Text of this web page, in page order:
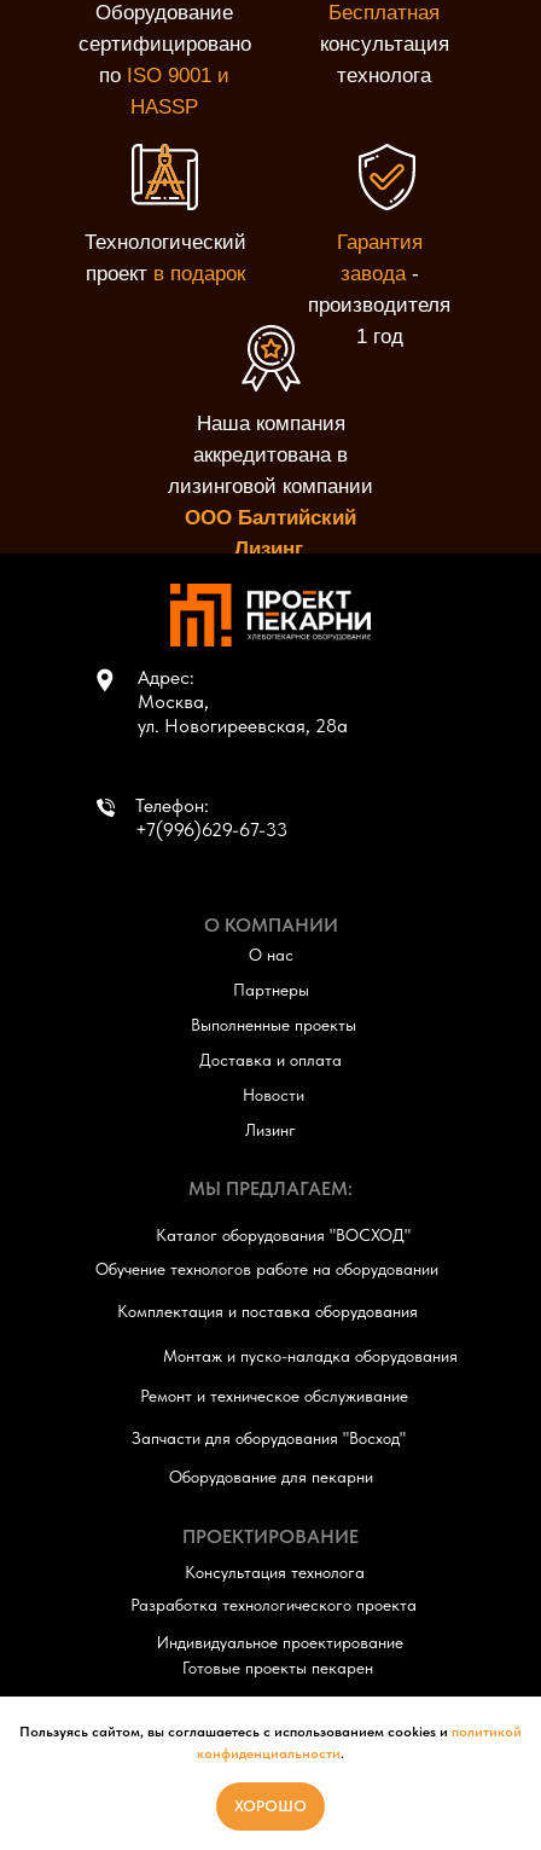
Оборудование
сертифицировано
по ISO 9001 и
HASSP
Наша компания
аккредитована в
лизинговой компании
ООО Балтийский
Лизинг.
Бесплатная
консультация
технолога
Технологический
проект в подарок
Гарантия
завода-
производителя
1 год
Адрес:
Москва,
ул. Новогиреевская, 28а
Телефон:
+7(996)629-67-33
О КОМПАНИИ
О нас
Партнеры
Выполненные проекты
Новости
Доставка и оплата
Лизинг
МЫ ПРЕДЛАГАЕМ:
Каталог оборудования "ВОСХОД"
Разработка технологического проекта
Комплектация и поставка оборудования
Монтаж и пуско-наладка оборудования
Обучение технологов работе на оборудовании
Ремонт и техническое обслуживание
Запчасти для оборудования "Восход"
ПРОЕКТИРОВАНИЕ
© 2026 «ВЕГА». Проектирование и
комплексное оснащение пекарен. Все
Консультация технолога
Индивидуальное проектирование
Готовые проекты пекарен
Оборудование для пекарни
Пользуясь сайтом, вы соглашаетесь с использованием cookies и политикой
конфиденциальности.
ХОРОШО